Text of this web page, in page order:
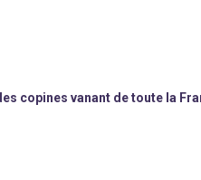
copines vanant de toute la